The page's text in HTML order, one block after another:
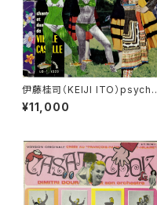
伊藤桂司（KEIJI ITO）psyche
delia records vol.2
¥11,000